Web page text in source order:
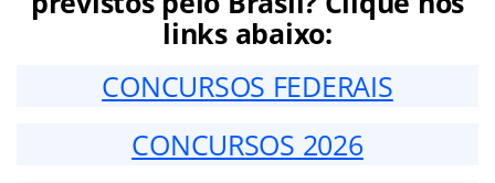
links abaixo:
CONCURSOS FEDERAIS
CONCURSOS 2026